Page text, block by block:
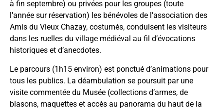
à fin septembre) ou privées pour les groupes (toute
l’année sur réservation) les bénévoles de l’association des
Amis du Vieux Chazay, costumés, conduisent les visiteurs
dans les ruelles du village médiéval au fil d’évocations
historiques et d’anecdotes.
Le parcours (1h15 environ) est ponctué d’animations pour
tous les publics. La déambulation se poursuit par une
visite commentée du Musée (collections d’armes, de
blasons, maquettes et accès au panorama du haut de la